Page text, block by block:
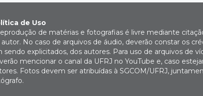
de Uso
de matérias e fotografias é livre mediante
autor. No caso de arquivos de áudio, deverão constar os
sendo explicitados, dos autores. Para uso de arquivos de
mencionar o canal da UFRJ no YouTube e, caso
Fotos devem ser atribuídas à SGCOM/UFRJ,